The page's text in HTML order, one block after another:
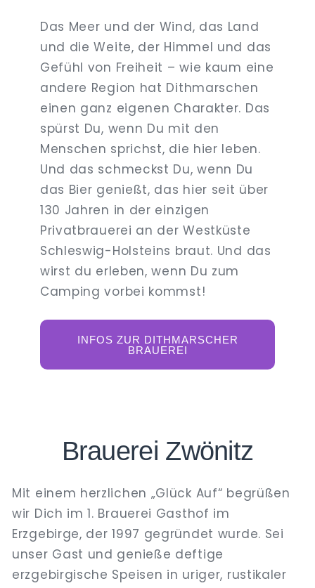
Das Meer und der Wind, das Land
und die Weite, der Himmel und das
Gefühl von Freiheit – wie kaum eine
andere Region hat Dithmarschen
einen ganz eigenen Charakter. Das
spürst Du, wenn Du mit den
Menschen sprichst, die hier leben.
Und das schmeckst Du, wenn Du
das Bier genießt, das hier seit über
130 Jahren in der einzigen
Privatbrauerei an der Westküste
Schleswig-Holsteins braut. Und das
wirst du erleben, wenn Du zum
Camping vorbei kommst!
INFOS ZUR DITHMARSCHER
BRAUEREI
Brauerei Zwönitz
Mit einem herzlichen „Glück Auf“ begrüßen
wir Dich im 1. Brauerei Gasthof im
Erzgebirge, der 1997 gegründet wurde. Sei
unser Gast und genieße deftige
erzgebirgische Speisen in uriger, rustikaler